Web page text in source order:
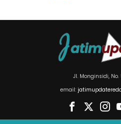
Jl. Monginsidi, No.
email: